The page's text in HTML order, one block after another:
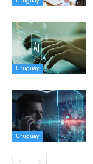
Uruguay
Uruguay